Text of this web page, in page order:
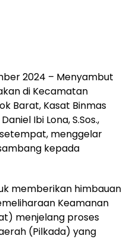
2024 – Menyambut
di Kecamatan
Barat, Kasat Binmas
Ibi Lona, S.Sos.,
menggelar
kepada
memberikan himbauan
Keamanan
menjelang proses
(Pilkada) yang